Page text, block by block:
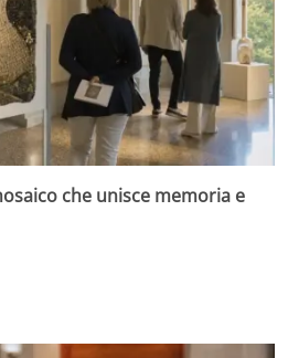
che unisce memoria e